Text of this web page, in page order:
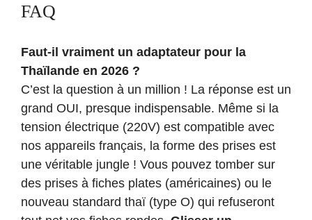
FAQ
Faut-il vraiment un adaptateur pour la
Thaïlande en 2026 ?
C’est la question à un million ! La réponse est un
grand OUI, presque indispensable. Même si la
tension électrique (220V) est compatible avec
nos appareils français, la forme des prises est
une véritable jungle ! Vous pouvez tomber sur
des prises à fiches plates (américaines) ou le
nouveau standard thaï (type O) qui refuseront